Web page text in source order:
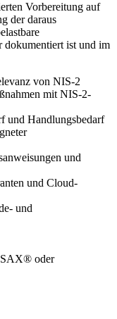
Vorbereitung auf
der daraus
dokumentiert ist und im
von NIS-2
mit NIS-2-
und Handlungsbedarf
und
und Cloud-
und
oder